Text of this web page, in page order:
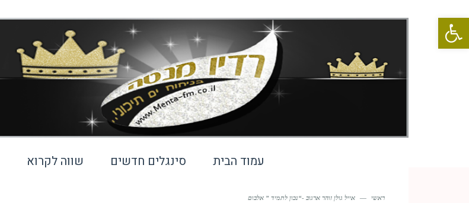
פתח סרגל נגישות
עמוד הבית סינגלים חדשים שווה לקרוא
ראשי — אייל גולן זוהר ארגוב -“נכון לתמיד ” אלבום